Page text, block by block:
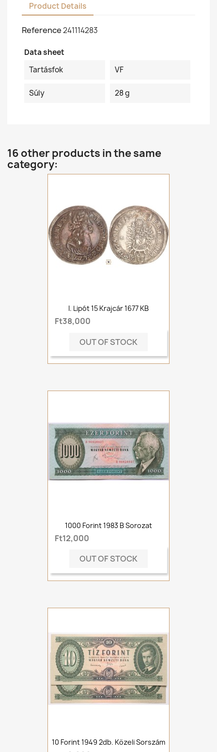
Product Details
Reference241114283
Data sheet
Tartásfok
VF
Súly 28 g
16 other products in the same
category:
I. Lipót 15 Krajcár 1677 KB
Ft38,000
OUT OF STOCK
1000 Forint 1983 B Sorozat
Ft12,000
OUT OF STOCK
10 Forint 1949 2db. Közeli Sorszám